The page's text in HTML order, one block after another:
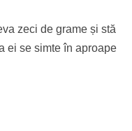
zeci de grame și stă
ei se simte în aproape